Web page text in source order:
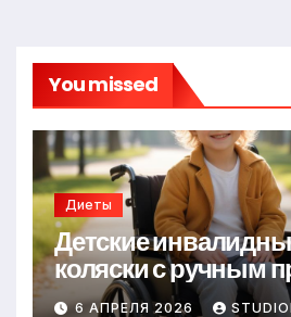
You missed
Диеты
Детские
коляски с ручным
6 АПРЕЛЯ 2026